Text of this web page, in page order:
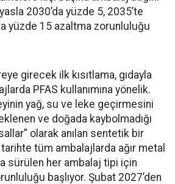
2030’da yüzde 5, 2035’te
yüzde 15 azaltma zorunluluğu
girecek ilk kısıtlama, gıdayla
PFAS kullanımına yönelik.
yağ, su ve leke geçirmesini
ve doğada kaybolmadığı
olarak anılan sentetik bir
tüm ambalajlarda ağır metal
sürülen her ambalaj tipi için
başlıyor. Şubat 2027’den